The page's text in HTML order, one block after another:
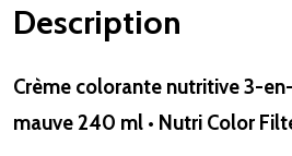
Description
Crème colorante nutritive 3-en-
mauve 240 ml • Nutri Color